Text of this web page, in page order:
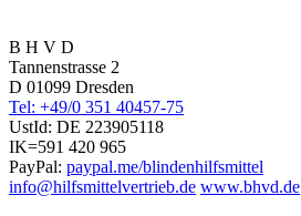
B H V D
Tannenstrasse 2
D 01099 Dresden
Tel: +49/0 351 40457-75
UstId: DE 223905118
IK=591 420 965
PayPal: paypal.me/blindenhilfsmittel
info@hilfsmittelvertrieb.de www.bhvd.de